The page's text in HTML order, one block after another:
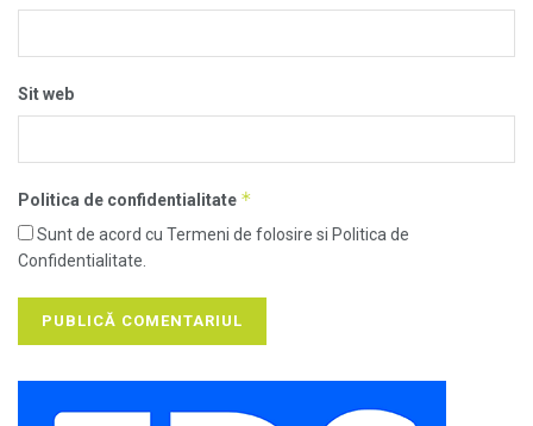
Sit web
Politica de confidentialitate *
Sunt de acord cu Termeni de folosire si Politica de
Confidentialitate.